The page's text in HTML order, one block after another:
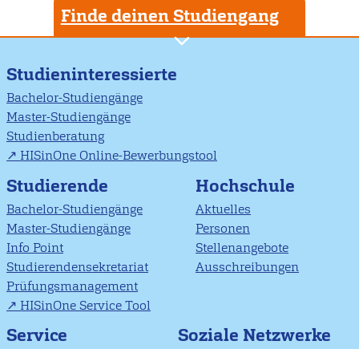
Finde deinen Studiengang
Studieninteressierte
Bachelor-Studiengänge
Master-Studiengänge
Studienberatung
HISinOne Online-Bewerbungstool
Studierende
Bachelor-Studiengänge
Master-Studiengänge
Info Point
Studierendensekretariat
Prüfungsmanagement
HISinOne Service Tool
Hochschule
Aktuelles
Personen
Stellenangebote
Ausschreibungen
Service Soziale Netzwerke